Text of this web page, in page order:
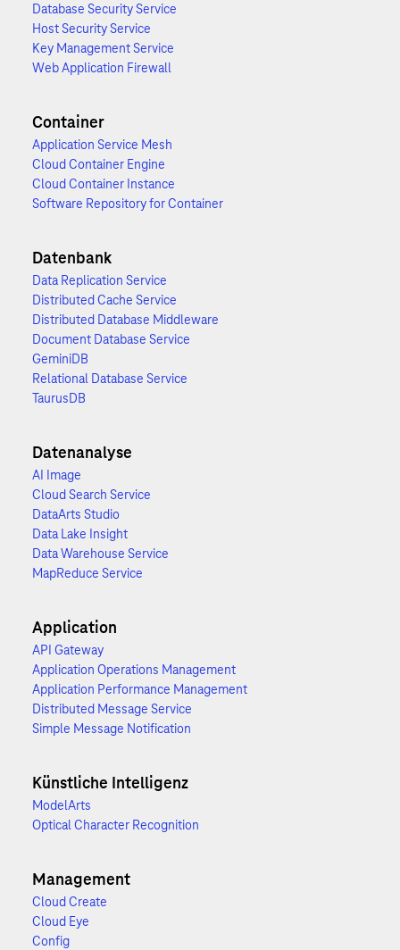
Database Security Service
Host Security Service
Key Management Service
Web Application Firewall
Container
Application Service Mesh
Cloud Container Engine
Cloud Container Instance
Software Repository for Container
Datenbank
Data Replication Service
Distributed Cache Service
Distributed Database Middleware
Document Database Service
GeminiDB
Relational Database Service
TaurusDB
Datenanalyse
AI Image
Cloud Search Service
DataArts Studio
Data Lake Insight
Data Warehouse Service
MapReduce Service
Application
API Gateway
Application Operations Management
Application Performance Management
Distributed Message Service
Simple Message Notification
Künstliche Intelligenz
ModelArts
Optical Character Recognition
Management
Cloud Create
Cloud Eye
Config